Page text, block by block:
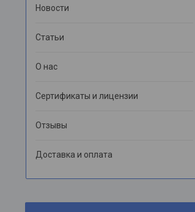
Новости
Статьи
О нас
Сертификаты и лицензии
Отзывы
Доставка и оплата